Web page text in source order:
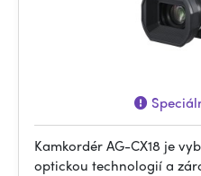
Kamkordér AG-CX18 je
optickou technologií a